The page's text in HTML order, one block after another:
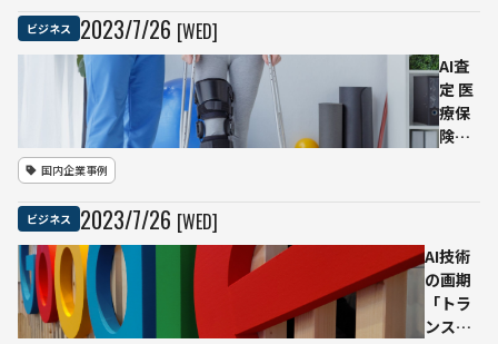
した
先端
工場
新設
ビジネス 2023/7/26 [WED]
AI査
定 医
療保
険に
救済
オリ
ック
ス生
国内企業事例
ビジネス 2023/7/26 [WED]
AI技術
の画期
「トラ
ンスフ